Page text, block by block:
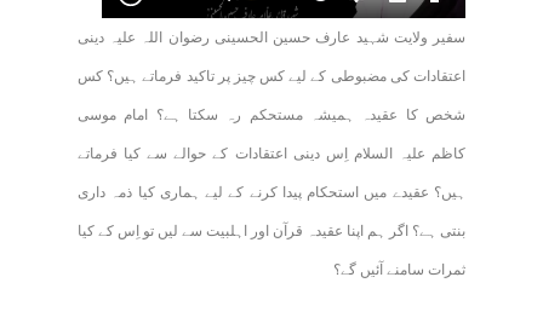
سفیر ولایت شہید عارف حسین الحسینی رضوان اللہ علیہ دینی
اعتقادات کی مضبوطی کے لیے کس چیز پر تاکید فرماتے ہیں؟ کس
شخص کا عقیدہ ہمیشہ مستحکم رہ سکتا ہے؟ امام موسی
کاظم علیہ السلام اِس دینی اعتقادات کے حوالے سے کیا فرماتے
ہیں؟ عقیدے میں استحکام پیدا کرنے کے لیے ہماری کیا ذمہ داری
بنتی ہے؟ اگر ہم اپنا عقیدہ قرآن اور اہلبیت سے لیں تو اِس کے کیا
ثمرات سامنے آئیں گے؟